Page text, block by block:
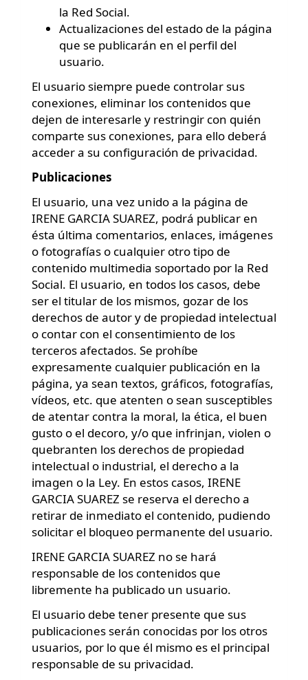
la Red Social.
Actualizaciones del estado de la página
que se publicarán en el perfil del
usuario.
El usuario siempre puede controlar sus
conexiones, eliminar los contenidos que
dejen de interesarle y restringir con quién
comparte sus conexiones, para ello deberá
acceder a su configuración de privacidad.
Publicaciones
El usuario, una vez unido a la página de
IRENE GARCIA SUAREZ, podrá publicar en
ésta última comentarios, enlaces, imágenes
o fotografías o cualquier otro tipo de
contenido multimedia soportado por la Red
Social. El usuario, en todos los casos, debe
ser el titular de los mismos, gozar de los
derechos de autor y de propiedad intelectual
o contar con el consentimiento de los
terceros afectados. Se prohíbe
expresamente cualquier publicación en la
página, ya sean textos, gráficos, fotografías,
vídeos, etc. que atenten o sean susceptibles
de atentar contra la moral, la ética, el buen
gusto o el decoro, y/o que infrinjan, violen o
quebranten los derechos de propiedad
intelectual o industrial, el derecho a la
imagen o la Ley. En estos casos, IRENE
GARCIA SUAREZ se reserva el derecho a
retirar de inmediato el contenido, pudiendo
solicitar el bloqueo permanente del usuario.
IRENE GARCIA SUAREZ no se hará
responsable de los contenidos que
libremente ha publicado un usuario.
El usuario debe tener presente que sus
publicaciones serán conocidas por los otros
usuarios, por lo que él mismo es el principal
responsable de su privacidad.